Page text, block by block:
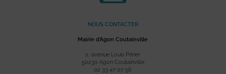
NOUS CONTACTER
Mairie d’Agon Coutainville
2, avenue Louis Périer
50230 Agon Coutainville
02 33 47 07 56